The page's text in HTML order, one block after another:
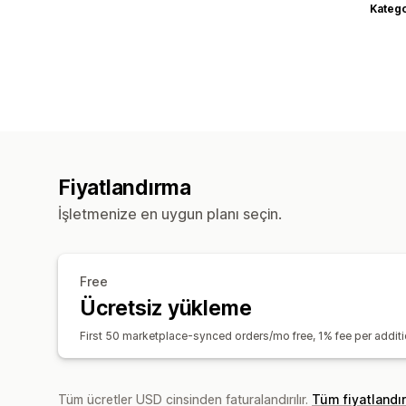
Fiyatlandırma
İşletmenize en uygun planı seçin.
Free
Ücretsiz yükleme
First 50 marketplace-synced orders/mo free, 1% fee per
Tüm ücretler USD cinsinden faturalandırılır. Tüm